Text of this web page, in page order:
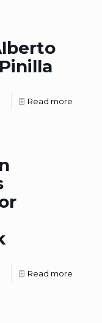
Read more
Read more